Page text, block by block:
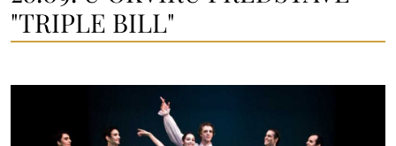
"TRIPLE BILL"